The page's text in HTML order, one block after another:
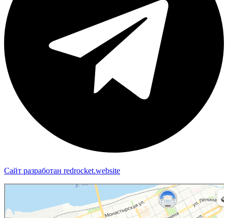
Сайт разработан redrocket.website
Яндекс Карты — транспорт, навигация, поиск мест